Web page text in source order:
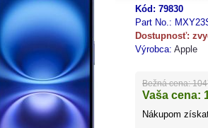
Kód: 79830
Part No.:
Dostupnosť:
Výrobca: Apple
Bežná cena:
Vaša cena:
Nákupom